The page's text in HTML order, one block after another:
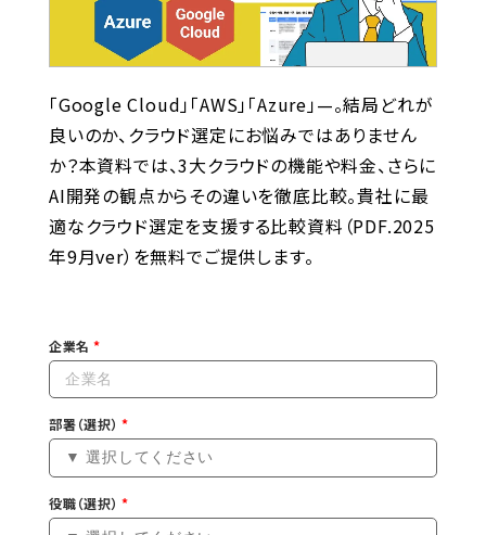
「Google Cloud」「AWS」「Azure」—。結局どれが
良いのか、クラウド選定にお悩みではありません
か？本資料では、3大クラウドの機能や料金、さらに
AI開発の観点からその違いを徹底比較。貴社に最
適なクラウド選定を支援する比較資料（PDF.2025
年9月ver）を無料でご提供します。
企業名
部署（選択）
役職（選択）